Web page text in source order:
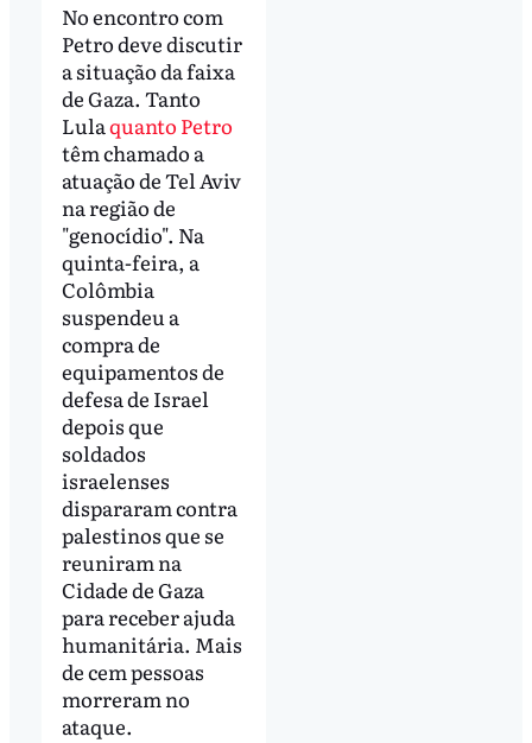
No encontro com
Petro deve discutir
a situação da faixa
de Gaza. Tanto
Lulaquanto Petro
têm chamado a
atuação de Tel Aviv
na região de
"genocídio". Na
quinta-feira, a
Colômbia
suspendeu a
compra de
equipamentos de
defesa de Israel
depois que
soldados
israelenses
dispararam contra
palestinos que se
reuniram na
Cidade de Gaza
para receber ajuda
humanitária. Mais
de cem pessoas
morreram no
ataque.